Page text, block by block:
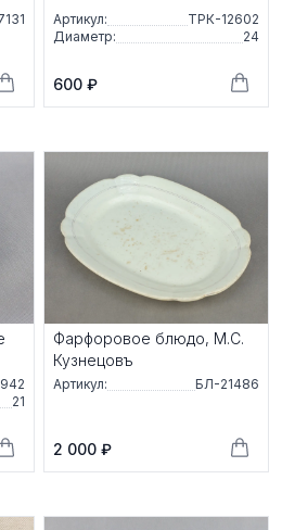
Артикул:
ТРК-12602
Диаметр:
24
600 ₽
21
Фарфоровое блюдо, М.С.
Кузнецовъ
Артикул: БЛ-21486
2 000 ₽